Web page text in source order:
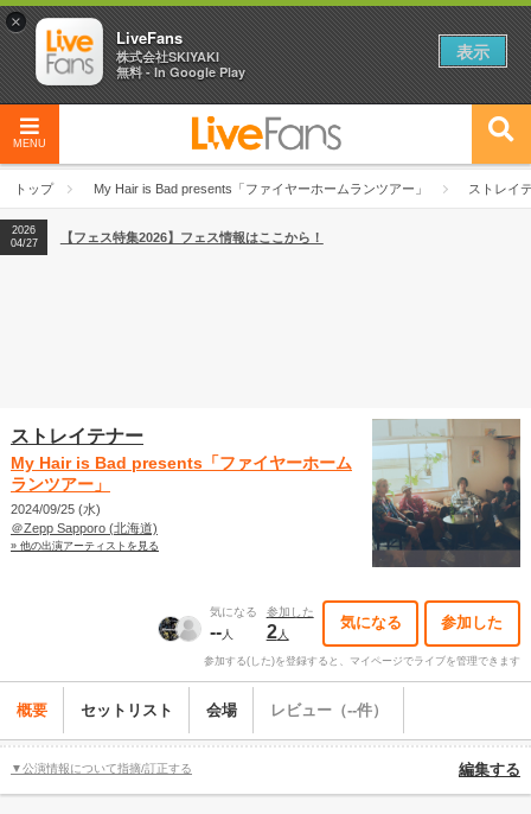
MENU
トップ My Hair is Bad presents「ファイヤーホームランツアー」 ストレイ
2026
04/27
2026
【ライブ動員ランキング】2026年上半期編発表！
2026
04/27
【フェス特集2026】フェス情報はここから！
ストレイテナー
My Hair is Bad presents「ファイヤーホーム
ランツアー」
2024/09/25 (水)
＠Zepp Sapporo (北海道)
» 他の出演アーティストを見る
気になる
--人
参加した
2人
気になる 参加した
参加する(した)を登録すると、マイページでライブを管理できます
概要 セットリスト 会場 レビュー（--件）
▼公演情報について指摘/訂正する 編集する
×
LiveFans
株式会社SKIYAKI
無料 - In Google Play
表示